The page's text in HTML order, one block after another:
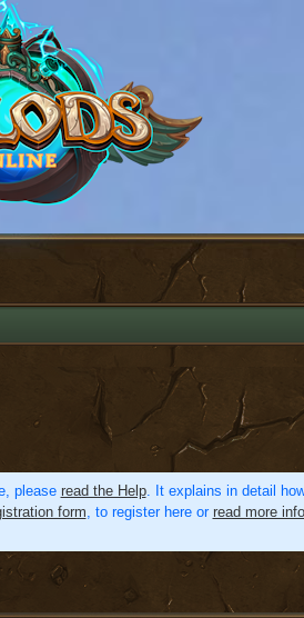
please read the Help. It explains in detail
form, to register here or read more